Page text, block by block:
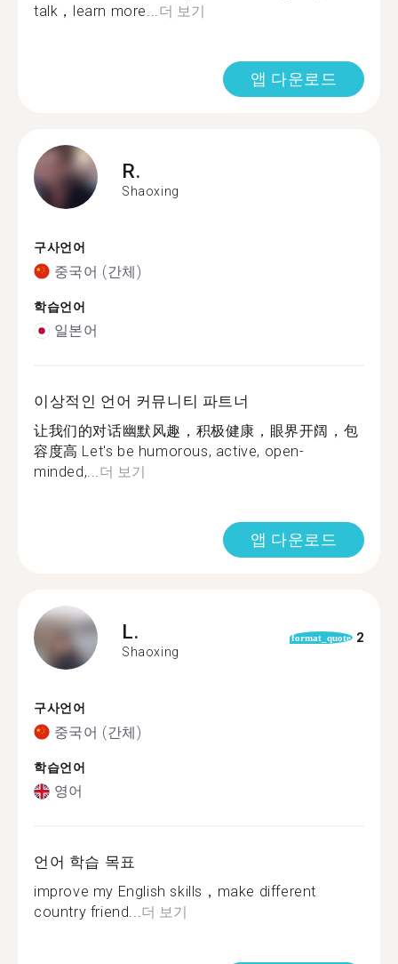
talk，learn more...더 보기
앱 다운로드
R.
Shaoxing
구사언어
중국어 (간체)
학습언어
일본어
이상적인 언어 커뮤니티 파트너
让我们的对话幽默风趣，积极健康，眼界开阔，包
容度高 Let's be humorous, active, open-
minded,...더 보기
앱 다운로드
L.
Shaoxing
format_quote 2
구사언어
중국어 (간체)
학습언어
영어
언어 학습 목표
improve my English skills，make different
country friend...더 보기